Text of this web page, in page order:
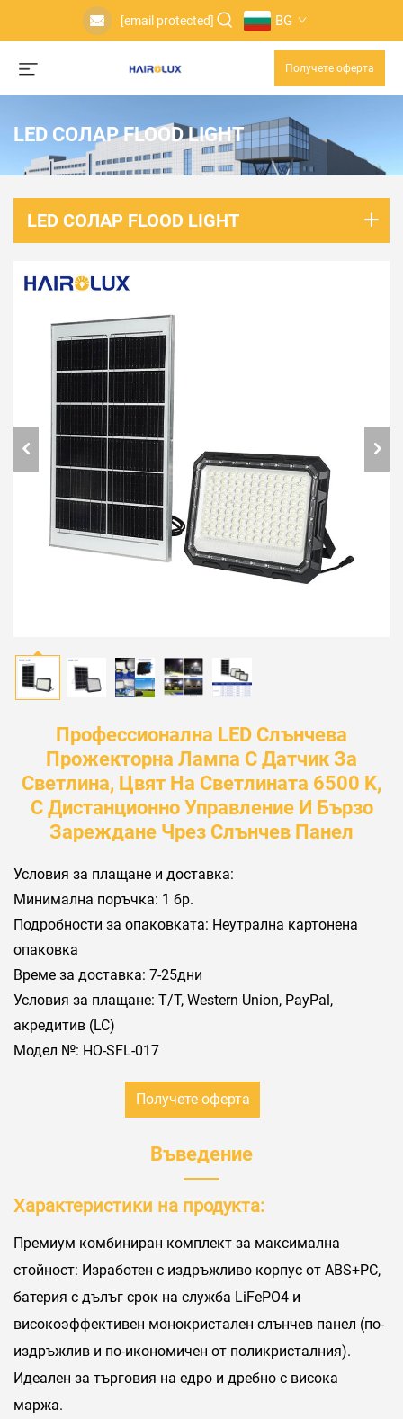
[email protected] BG
Получете оферта
LED СОЛАР FLOOD LIGHT
LED СОЛАР FLOOD LIGHT
Профессионална LED Слънчева
Прожекторна Лампа С Датчик За
Светлина, Цвят На Светлината 6500 K,
С Дистанционно Управление И Бързо
Зареждане Чрез Слънчев Панел
Условия за плащане и доставка:
Минимална поръчка: 1 бр.
Подробности за опаковката: Неутрална картонена
опаковка
Време за доставка: 7-25дни
Условия за плащане: Т/Т, Western Union, PayPal,
акредитив (LC)
Модел №: HO-SFL-017
Получете оферта
Въведение
Характеристики на продукта:
Премиум комбиниран комплект за максимална
стойност: Изработен с издръжливо корпус от ABS+PC,
батерия с дълъг срок на служба LiFePO4 и
високоэффективен монокристален слънчев панел (по-
издръжлив и по-икономичен от поликристалния).
Идеален за търговия на едро и дребно с висока
маржа.